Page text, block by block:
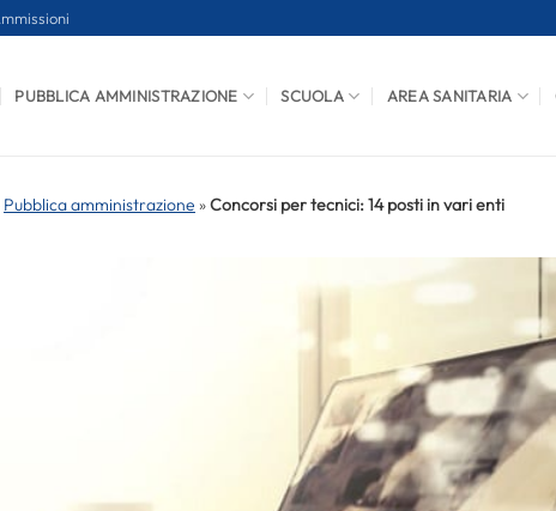
PUBBLICA AMMINISTRAZIONE SCUOLA AREA SANITARIA
Pubblica amministrazione »Concorsi per tecnici: 14 posti in vari enti